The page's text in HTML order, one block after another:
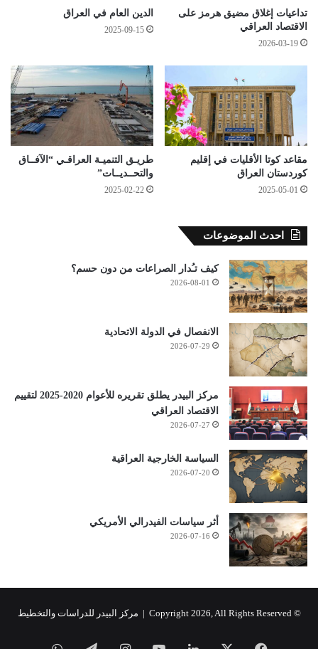
تداعيات إغلاق مضيق هرمز على
الاقتصاد العراقي
2026-03-19
الدين العام في العراق
2025-09-15
مقاعد كوتا الأقليات في إقليم
كوردستان العراق
2025-05-01
طريـق التنميـة العراقـي “الآفــاق
والتحــديــات”
2025-02-22
احدث الموضوعات
كيف تـُدار الصراعات من دون حسم؟
2026-08-01
الانفصال في الدولة الاتحادية
2026-07-29
مركز البيدر يطلق تقريره للأعوام 2020-2025 لتقييم
الاقتصاد العراقي
2026-07-27
السياسة الخارجية العراقية
2026-07-20
أثر سياسات الفيدرالي الأمريكي
2026-07-16
© Copyright 2026, All Rights Reserved | مركز البيدر للدراسات والتخطيط